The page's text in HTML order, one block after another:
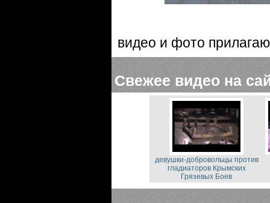
видео и фото
Свежее видео на
девушки-добровольцы против
гладиаторов Крымских
Грязевых Боев